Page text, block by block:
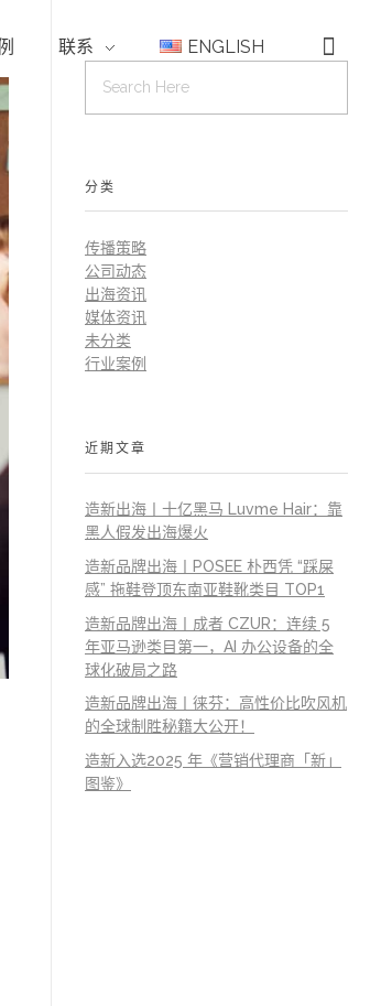
联系 ENGLISH
分类
传播策略
公司动态
出海资讯
媒体资讯
未分类
行业案例
近期文章
造新出海丨十亿黑马 Luvme Hair：靠
黑人假发出海爆火
造新品牌出海丨POSEE 朴西凭 “踩屎
感” 拖鞋登顶东南亚鞋靴类目 TOP1
造新品牌出海丨成者 CZUR：连续 5
年亚马逊类目第一，AI 办公设备的全
球化破局之路
造新品牌出海丨徕芬：高性价比吹风机
的全球制胜秘籍大公开！
造新入选2025 年《营销代理商「新」
图鉴》